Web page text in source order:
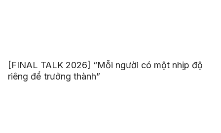
[FINAL TALK 2026] “Mỗi người có một nhịp độ
riêng để trưởng thành”